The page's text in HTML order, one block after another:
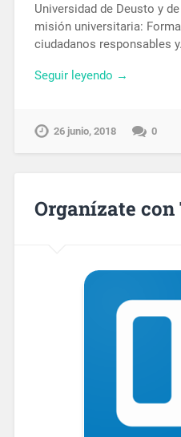
Universidad de Deusto y
misión universitaria:
ciudadanos responsables
Seguir leyendo →
26 junio, 2018 0
Organízate